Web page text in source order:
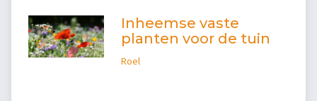
Inheemse vaste
planten voor de tuin
Roel